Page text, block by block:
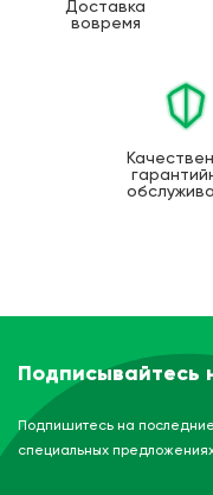
Доставка
вовремя
Подписывайтесь
Подпишитесь на
специальных